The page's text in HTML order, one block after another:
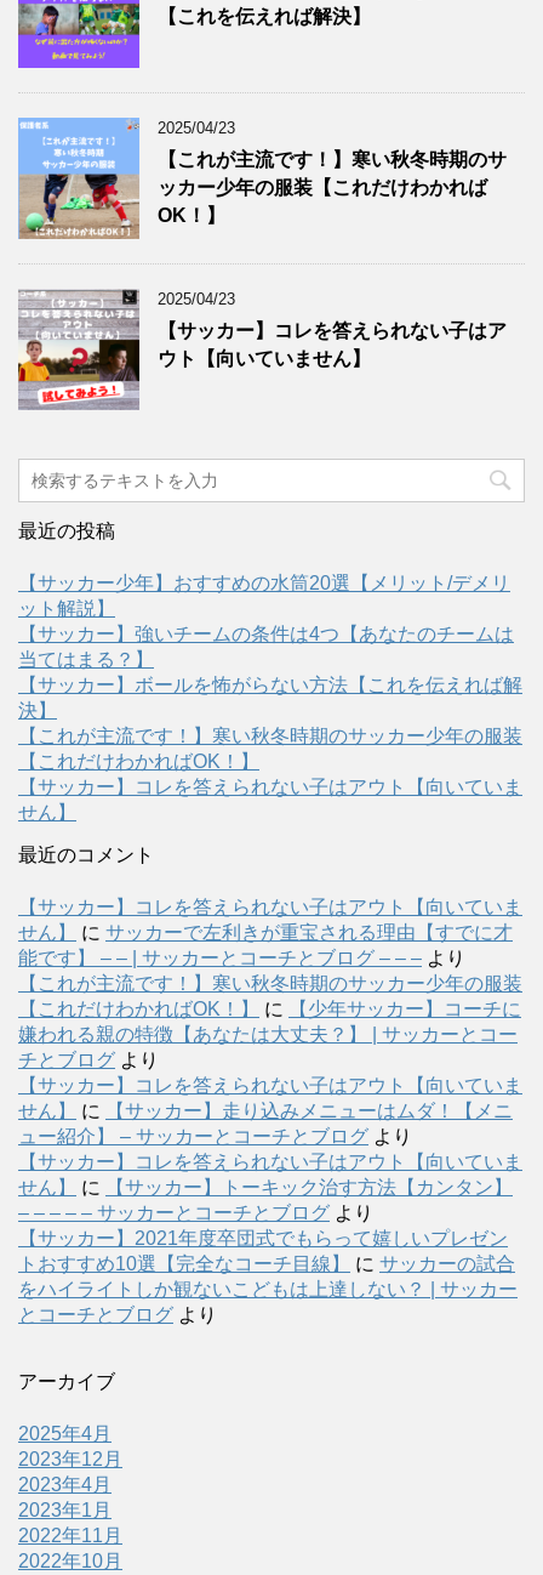
【これを伝えれば解決】
2025/04/23
【これが主流です！】寒い秋冬時期のサ
ッカー少年の服装【これだけわかれば
OK！】
2025/04/23
【サッカー】コレを答えられない子はア
ウト【向いていません】
最近の投稿
【サッカー少年】おすすめの水筒20選【メリット/デメリ
ット解説】
【サッカー】強いチームの条件は4つ【あなたのチームは
当てはまる？】
【サッカー】ボールを怖がらない方法【これを伝えれば解
決】
【これが主流です！】寒い秋冬時期のサッカー少年の服装
【これだけわかればOK！】
【サッカー】コレを答えられない子はアウト【向いていま
せん】
最近のコメント
【サッカー】コレを答えられない子はアウト【向いていま
せん】
に サッカーで左利きが重宝される理由【すでに才
能です】 – – | サッカーとコーチとブログ – – – より
【これが主流です！】寒い秋冬時期のサッカー少年の服装
【これだけわかればOK！】
に
【少年サッカー】コーチに
嫌われる親の特徴【あなたは大丈夫？】 | サッカーとコー
チとブログ より
【サッカー】コレを答えられない子はアウト【向いていま
せん】
に
【サッカー】走り込みメニューはムダ！【メニ
ュー紹介】 – サッカーとコーチとブログ より
【サッカー】コレを答えられない子はアウト【向いていま
せん】
に
【サッカー】トーキック治す方法【カンタン】
– – – – – サッカーとコーチとブログ より
【サッカー】2021年度卒団式でもらって嬉しいプレゼン
トおすすめ10選【完全なコーチ目線】
に サッカーの試合
をハイライトしか観ないこどもは上達しない？ | サッカー
とコーチとブログ より
アーカイブ
2025年4月
2023年12月
2023年4月
2023年1月
2022年11月
2022年10月